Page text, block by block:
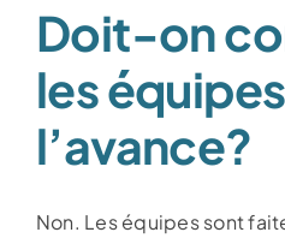
Doit-on
les
l’avance?
Non. Les équipes sont